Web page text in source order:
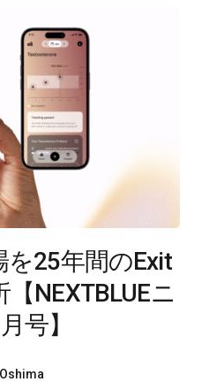
25年間のExit
NEXTBLUEニ
号】